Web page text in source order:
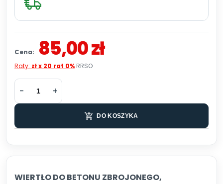
Cena: 85,00 zł
Raty: zł x 20 rat 0% RRSO
DO KOSZYKA
WIERTŁO DO BETONU ZBROJONEGO,